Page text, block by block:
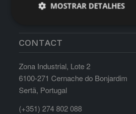
CONTACT
Zona Industrial, Lote 2
6100-271 Cernache do Bonjardim
Sertã, Portugal
(+351) 274 802 088
MOSTRAR DETALHES